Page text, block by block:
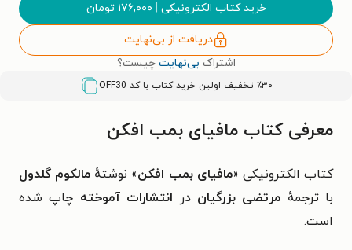
خرید کتاب الکترونیکی | ۱۷۶,۰۰۰ تومان
دریافت از بی‌نهایت
اشتراک بی‌نهایت چیست؟
٪۳۰ تخفیف اولین خرید کتاب با کد OFF30
معرفی کتاب مافیای بمب افکن
کتاب الکترونیکی «مافیای بمب افکن» نوشتهٔ مالکوم گلدول
با ترجمهٔ مرتضی بزرگیان در انتشارات آموخته چاپ شده
است.